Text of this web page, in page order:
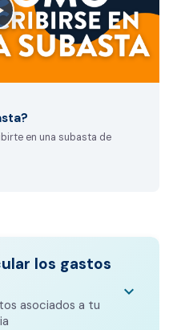
en una subasta de
los gastos
asociados a tu
keyboard_arrow_down